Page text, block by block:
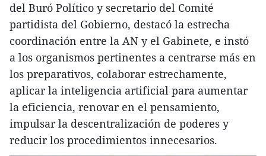
del Buró Político y secretario del Comité
partidista del Gobierno, destacó la estrecha
coordinación entre la AN y el Gabinete, e instó
a los organismos pertinentes a centrarse más en
los preparativos, colaborar estrechamente,
aplicar la inteligencia artificial para aumentar
la eficiencia, renovar en el pensamiento,
impulsar la descentralización de poderes y
reducir los procedimientos innecesarios.